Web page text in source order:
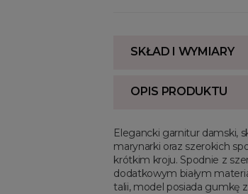
SKŁAD I WYMIARY
OPIS PRODUKTU
Elegancki garnitur damski,
marynarki oraz szerokich
krótkim kroju. Spodnie z
dodatkowym białym
talii, model posiada gumkę z